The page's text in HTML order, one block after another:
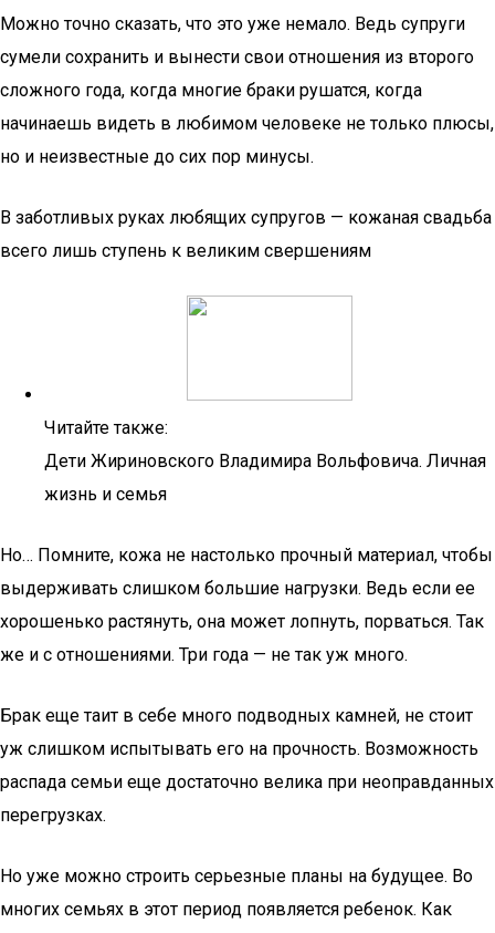
Можно точно сказать, что это уже немало. Ведь супруги
сумели сохранить и вынести свои отношения из второго
сложного года, когда многие браки рушатся, когда
начинаешь видеть в любимом человеке не только плюсы,
но и неизвестные до сих пор минусы.
В заботливых руках любящих супругов — кожаная свадьба
всего лишь ступень к великим свершениям
Читайте также:
Дети Жириновского Владимира Вольфовича. Личная
жизнь и семья
Но… Помните, кожа не настолько прочный материал, чтобы
выдерживать слишком большие нагрузки. Ведь если ее
хорошенько растянуть, она может лопнуть, порваться. Так
же и с отношениями. Три года — не так уж много.
Брак еще таит в себе много подводных камней, не стоит
уж слишком испытывать его на прочность. Возможность
распада семьи еще достаточно велика при неоправданных
перегрузках.
Но уже можно строить серьезные планы на будущее. Во
многих семьях в этот период появляется ребенок. Как